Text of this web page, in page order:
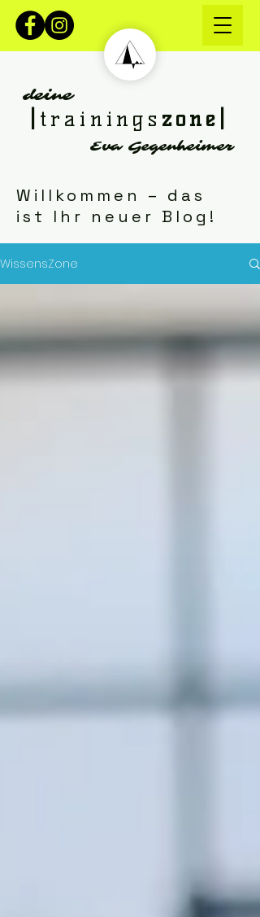
trainings zone|
deine
Eva Gegenheimer
Willkommen – das
ist Ihr neuer Blog!
WissensZone